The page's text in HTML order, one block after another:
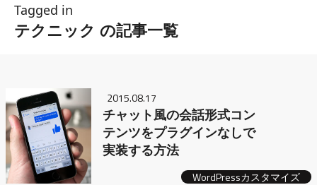
Tagged in
テクニック の記事一覧
2015.08.17
チャット風の会話形式コン
テンツをプラグインなしで
実装する方法
WordPressカスタマイズ